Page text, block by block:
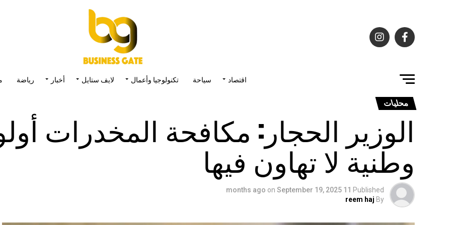
اقتصاد سياحة تكنولوجيا وأعمال لايف ستايل أخبار رياضة
محليات
الوزير الحجار: مكافحة المخدرات
وطنية لا تهاون فيها
Published
11 months ago
on September 19, 2025
By
reem haj